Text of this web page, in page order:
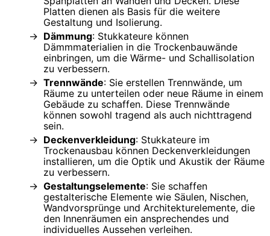
Platten dienen als Basis für die weitere
Gestaltung und Isolierung.
Dämmung: Stukkateure können
Dämmmaterialien in die Trockenbauwände
einbringen, um die Wärme- und Schallisolation
zu verbessern.
Trennwände: Sie erstellen Trennwände, um
Räume zu unterteilen oder neue Räume in einem
Gebäude zu schaffen. Diese Trennwände
können sowohl tragend als auch nichttragend
sein.
Deckenverkleidung: Stukkateure im
Trockenausbau können Deckenverkleidungen
installieren, um die Optik und Akustik der Räume
zu verbessern.
Gestaltungselemente: Sie schaffen
gestalterische Elemente wie Säulen, Nischen,
Wandvorsprünge und Architekturelemente, die
den Innenräumen ein ansprechendes und
individuelles Aussehen verleihen.